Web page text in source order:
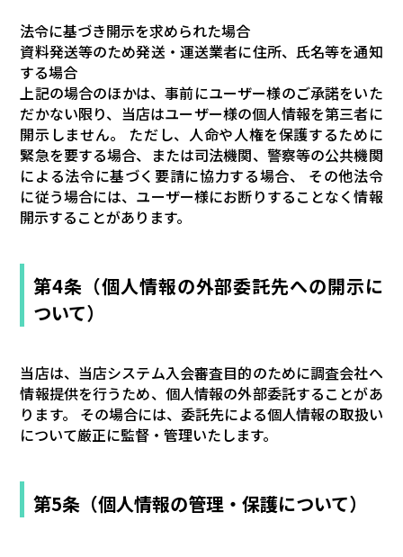
法令に基づき開示を求められた場合
資料発送等のため発送・運送業者に住所、氏名等を通知
する場合
上記の場合のほかは、事前にユーザー様のご承諾をいた
だかない限り、当店はユーザー様の個人情報を第三者に
開示しません。 ただし、人命や人権を保護するために
緊急を要する場合、または司法機関、警察等の公共機関
による法令に基づく要請に協力する場合、 その他法令
に従う場合には、ユーザー様にお断りすることなく情報
開示することがあります。
第4条（個人情報の外部委託先への開示に
ついて）
当店は、当店システム入会審査目的のために調査会社へ
情報提供を行うため、個人情報の外部委託することがあ
ります。 その場合には、委託先による個人情報の取扱い
について厳正に監督・管理いたします。
第5条（個人情報の管理・保護について）